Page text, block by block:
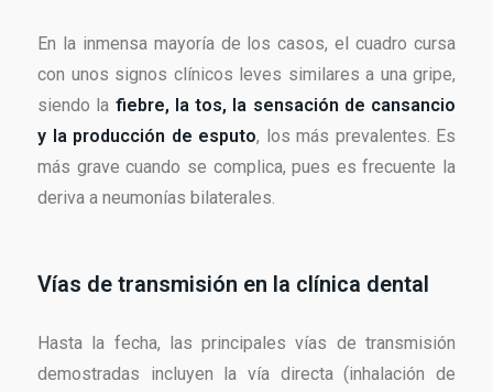
En la inmensa mayoría de los casos, el cuadro cursa
con unos signos clínicos leves similares a una gripe,
siendo la fiebre, la tos, la sensación de cansancio
y la producción de esputo, los más prevalentes. Es
más grave cuando se complica, pues es frecuente la
deriva a neumonías bilaterales.
Vías de transmisión en la clínica dental
Hasta la fecha, las principales vías de transmisión
demostradas incluyen la vía directa (inhalación de